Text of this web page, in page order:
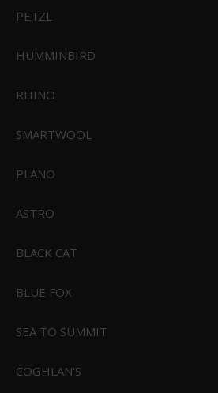
Feuerhand Transporttaske til Grill Tamber
149,95 DKK
PETZL
HUMMINBIRD
RHINO
SMARTWOOL
PLANO
ASTRO
BLACK CAT
BLUE FOX
SEA TO SUMMIT
COGHLAN'S